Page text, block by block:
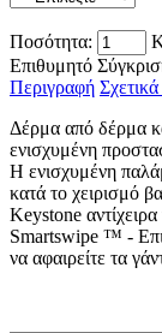
Ποσότητα:
Επιθυμητό
Περιγραφή
Δέρμα από δέρμα
ενισχυμένη
Η ενισχυμένη
κατά το χειρισμό
Keystone
Smartswipe ™ -
να αφαιρείτε τα